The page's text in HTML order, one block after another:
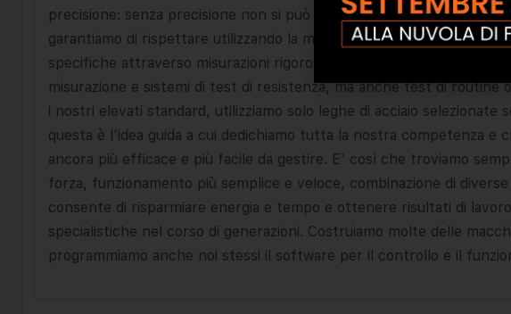
precisione: senza precisione non si può avere un taglio, una presa
garantiamo di rispettare utilizzando la moderna tecnologia di
specifiche attraverso misurazioni rigorose e vari test, dopo le
misurazione e sistemi di test di resistenza, ma anche test di
i nostri elevati standard, utilizziamo solo leghe di acciaio selezionate
questa è l'idea guida a cui dedichiamo tutta la nostra competenza
ancora più efficace e più facile da gestire. E' così che troviamo
forza, funzionamento più semplice e veloce, combinazione di
consente di risparmiare energia e tempo e ottenere risultati di
specialistiche nel corso di generazioni. Costruiamo molte delle
programmiamo anche noi stessi il software per il controllo e il